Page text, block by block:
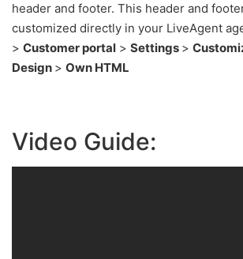
header and footer. This header and
customized directly in your LiveAgent
> Customer portal > Settings >
Design > Own HTML
Video Guide: